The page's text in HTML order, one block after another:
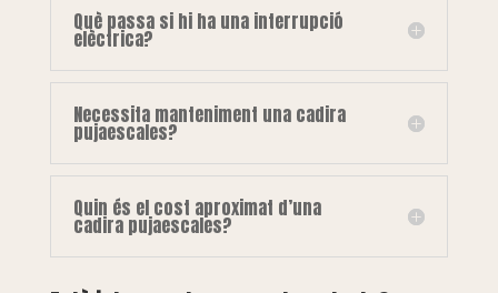
Què passa si hi ha una interrupció
elèctrica?
Necessita manteniment una cadira
pujaescales?
Quin és el cost aproximat d’una
cadira pujaescales?